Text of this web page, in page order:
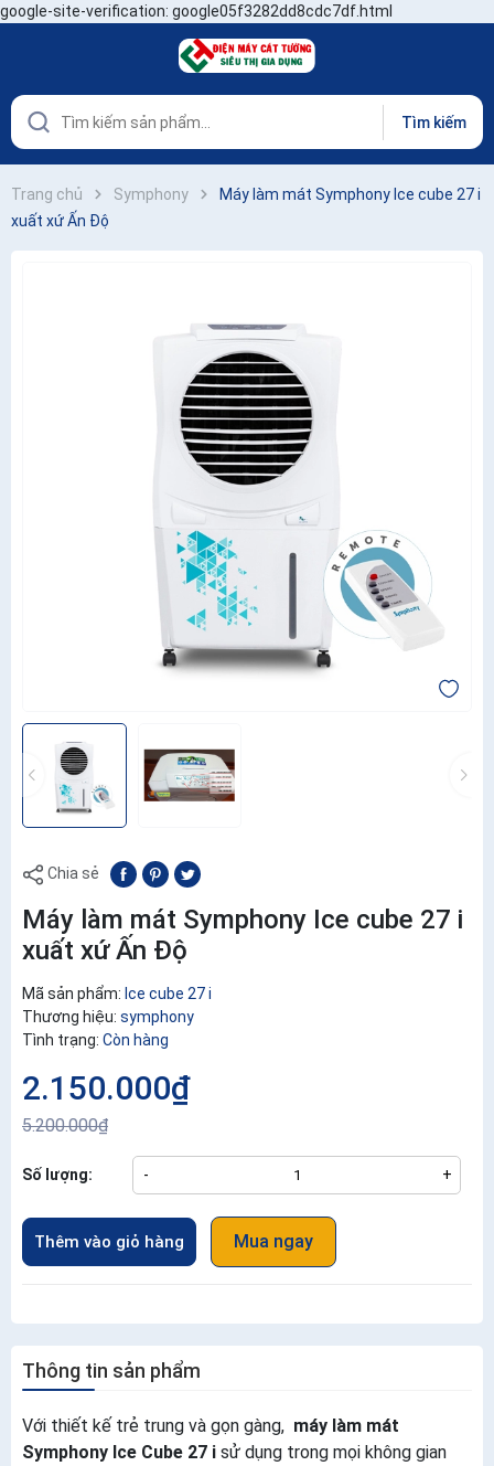
google-site-verification: google05f3282dd8cdc7df.html
Tìm kiếm
Trang chủ Symphony
Máy làm mát Symphony Ice cube 27 i
xuất xứ Ấn Độ
Chia sẻ
Máy làm mát Symphony Ice cube 27 i
xuất xứ Ấn Độ
Mã sản phẩm: Ice cube 27 i
Thương hiệu: symphony
Tình trạng: Còn hàng
2.150.000₫
5.200.000₫
Số lượng: - +
Thêm vào giỏ hàng Mua ngay
Thông tin sản phẩm
Với thiết kế trẻ trung và gọn gàng, máy làm mát
Symphony Ice Cube 27 i sử dụng trong mọi không gian